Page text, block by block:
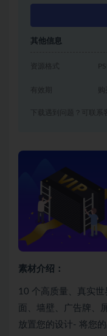
其他信息
资源格式
有效期
下载遇到问题？可联系
素材介绍：
10 个高质量、真实
面、墙壁、广告牌、
放置您的设计- 将您